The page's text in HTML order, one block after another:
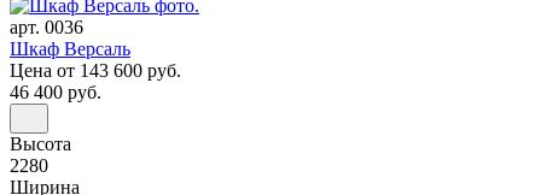
арт. 0036
Шкаф Версаль
Цена от 143 600 руб.
46 400 руб.
Высота
2280
Ширина